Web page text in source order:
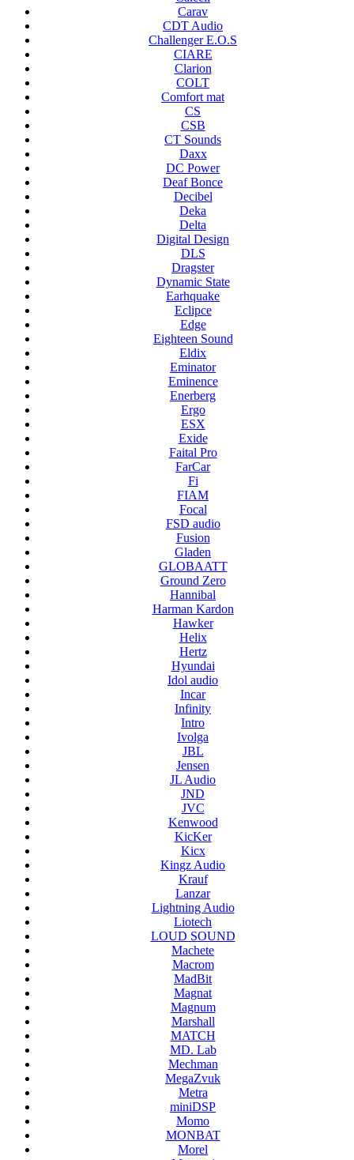
Carav
CDT Audio
Challenger E.O.S
CIARE
Clarion
COLT
Comfort mat
CS
CSB
CT Sounds
Daxx
DC Power
Deaf Bonce
Decibel
Deka
Delta
Digital Design
DLS
Dragster
Dynamic State
Earhquake
Eclipce
Edge
Eighteen Sound
Eldix
Eminator
Eminence
Enerberg
Ergo
ESX
Exide
Faital Pro
FarCar
Fi
FIAM
Focal
FSD audio
Fusion
Gladen
GLOBAATT
Ground Zero
Hannibal
Harman Kardon
Hawker
Helix
Hertz
Hyundai
Idol audio
Incar
Infinity
Intro
Ivolga
JBL
Jensen
JL Audio
JND
JVC
Kenwood
KicKer
Kicx
Kingz Audio
Krauf
Lanzar
Lightning Audio
Liotech
LOUD SOUND
Machete
Macrom
MadBit
Magnat
Magnum
Marshall
MATCH
MD. Lab
Mechman
MegaZvuk
Metra
miniDSP
Momo
MONBAT
Morel